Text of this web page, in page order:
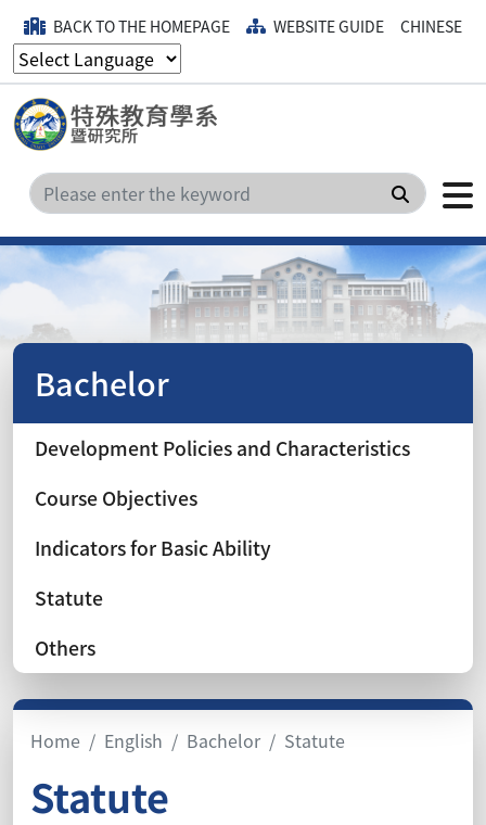
BACK TO THE HOMEPAGE WEBSITE GUIDE CHINESE
Search
Bachelor
Development Policies and Characteristics
Course Objectives
Indicators for Basic Ability
Statute
Others
Home English Bachelor Statute
Statute